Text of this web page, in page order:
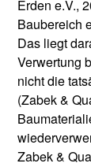
Erden e.V.,
Baubereich
Das liegt
Verwertung
nicht die
(Zabek &
Zabek &